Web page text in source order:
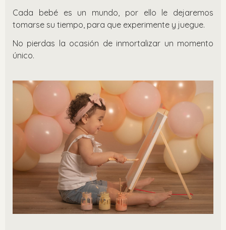
Cada bebé es un mundo, por ello le dejaremos
tomarse su tiempo, para que experimente y juegue.
No pierdas la ocasión de inmortalizar un momento
único.